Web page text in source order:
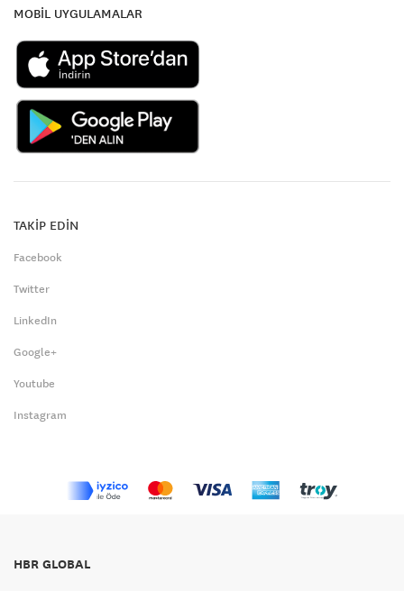
MOBİL UYGULAMALAR
TAKİP EDİN
Facebook
Twitter
LinkedIn
Google+
Youtube
Instagram
HBR GLOBAL